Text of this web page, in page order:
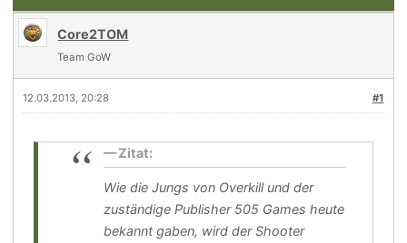
Core2TOM
Team GoW
#1
12.03.2013, 20:28
Zitat:
Wie die Jungs von Overkill und der
zuständige Publisher 505 Games heute
bekannt gaben, wird der Shooter